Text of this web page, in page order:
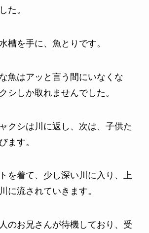
た。
槽を手に、魚とりです。
魚はアッと言う間にいなくな
シしか取れませんでした。
クシは川に返し、次は、子供た
ます。
を着て、少し深い川に入り、上
に流されていきます。
のお兄さんが待機しており、受